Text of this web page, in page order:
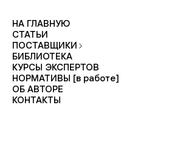
НА ГЛАВНУЮ
СТАТЬИ
ПОСТАВЩИКИ
БИБЛИОТЕКА
КУРСЫ ЭКСПЕРТОВ
НОРМАТИВЫ [в работе]
ОБ АВТОРЕ
КОНТАКТЫ